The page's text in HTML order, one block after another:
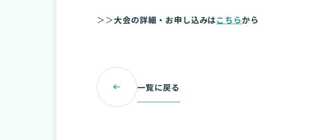
＞＞大会の詳細・お申し込みはこちらから
一覧に戻る